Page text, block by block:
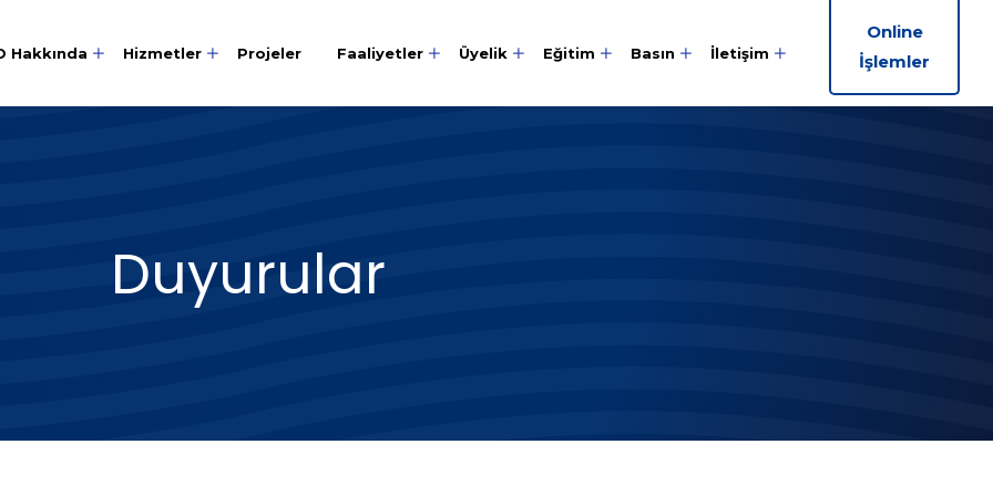
Hakkında Hizmetler Projeler Faaliyetler Üyelik Eğitim Basın İletişim
Online
İşlemler
Duyurular